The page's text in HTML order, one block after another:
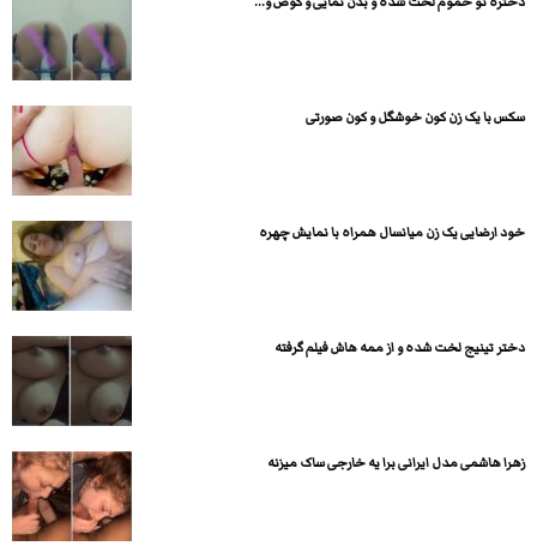
سکس با یک زن کون خوشگل و کون صورتی
خود ارضایی یک زن میانسال همراه با نمایش چهره
دختر تینیج لخت شده و از ممه هاش فیلم گرفته
زهرا هاشمی مدل ایرانی برا یه خارجی ساک میزنه